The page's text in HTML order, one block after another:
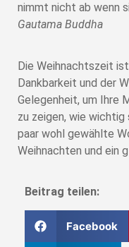
nimmt nicht ab wenn
Gautama Buddha
Die Weihnachtszeit
Dankbarkeit und der
Gelegenheit, um Ihre
zu zeigen, wie wichtig
paar wohl gewählte
Weihnachten und ein
Beitrag teilen:
Facebook